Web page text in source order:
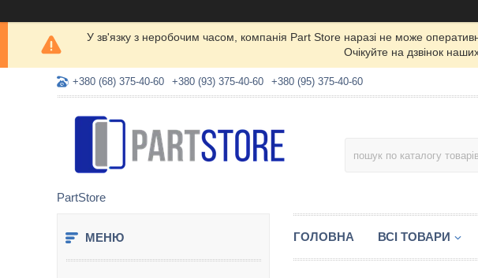
У зв'язку з неробочим часом, компанія Part Store наразі не може
Очікуйте на дзвінок
+380 (68) 375-40-60 +380 (93) 375-40-60 +380 (95) 375-40-60
PartStore
ГОЛОВНА ВСІ ТОВАРИ